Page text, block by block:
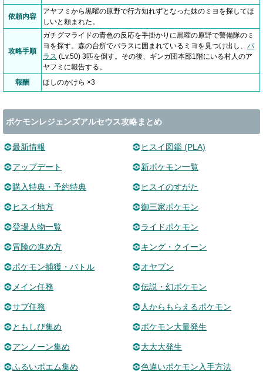
依頼内容
アヤフミから黒曜の原野で行方知れずとなった妹のミヨを探してほ
しいと頼まれた。
攻略手順
ガチグマライドの青色の反応を手掛かりに黒曜の原野で警備隊のミ
ヨを探す。森の台所でパラスに囲まれているミヨを見つけ出し、 パ
ラス (Lv.50) 3匹を倒す。その後、ギンガ団本部1階にいる村人のア
ヤフミに報告する。
報酬
ほしのかけら ×3
ポケモンレジェンズアルセウス攻略まとめ
最新情報
アップデート
購入特典・予約特典
ヒスイ地方
登場人物一覧
冒険の進め方
ポケモン捕獲・バトル
メイン任務
サブ任務
ともしび集め
アンノーン集め
ふるいポエム集め
ヒスイ図鑑 (PLA)
新ポケモン一覧
ヒスイのすがた
御三家ポケモン
ライドポケモン
キング・クイーン
オヤブン
伝説・幻ポケモン
人からもらえるポケモン
ポケモン大量発生
大大大発生
色違いポケモン入手方法